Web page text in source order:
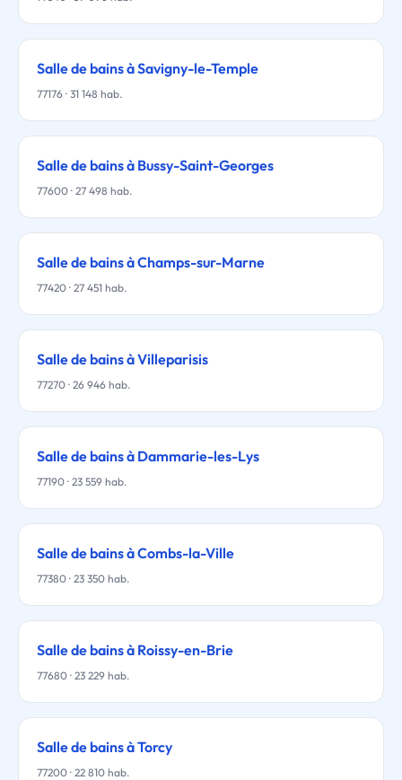
Salle de bains à Savigny-le-Temple
77176 · 31 148 hab.
Salle de bains à Bussy-Saint-Georges
77600 · 27 498 hab.
Salle de bains à Champs-sur-Marne
77420 · 27 451 hab.
Salle de bains à Villeparisis
77270 · 26 946 hab.
Salle de bains à Dammarie-les-Lys
77190 · 23 559 hab.
Salle de bains à Combs-la-Ville
77380 · 23 350 hab.
Salle de bains à Roissy-en-Brie
77680 · 23 229 hab.
Salle de bains à Torcy
77200 · 22 810 hab.